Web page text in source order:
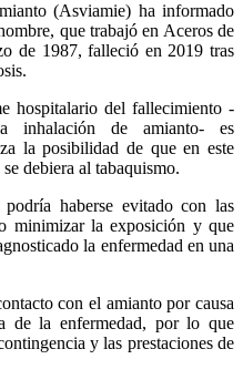
(Asviamie) ha informado
que trabajó en Aceros de
de 1987, falleció en 2019 tras
hospitalario del fallecimiento -
de amianto- es
la posibilidad de que en este
debiera al tabaquismo.
haberse evitado con las
minimizar la exposición y que
la enfermedad en una
con el amianto por causa
de la enfermedad, por lo que
y las prestaciones de